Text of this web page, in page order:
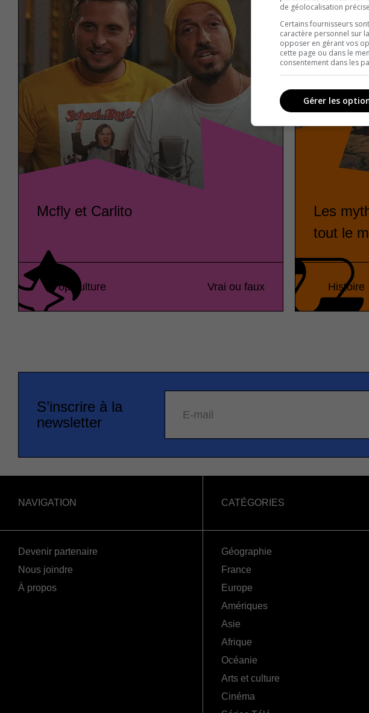
Mcfly et Carlito
Pop culture Vrai ou faux
Les
tout le
Histoire
S’inscrire à la
newsletter
E-mail
NAVIGATION
Devenir partenaire
Nous joindre
À propos
CATÉGORIES
Géographie
France
Europe
Amériques
Asie
Afrique
Océanie
Arts et culture
Cinéma
de géolocalisation
Certains fournisseurs
caractère personnel sur
opposer en gérant vos
cette page ou dans le
consentement dans les
Gérer les